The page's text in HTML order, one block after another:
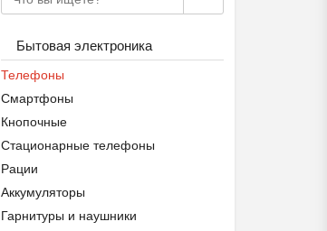
Бытовая электроника
Телефоны
Смартфоны
Кнопочные
Стационарные телефоны
Рации
Аккумуляторы
Гарнитуры и наушники